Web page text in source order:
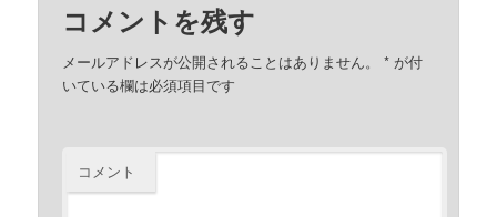
コメントを残す
メールアドレスが公開されることはありません。 * が付
いている欄は必須項目です
コメント